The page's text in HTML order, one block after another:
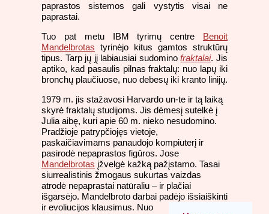
paprastos sistemos gali vystytis visai ne
paprastai.
Tuo pat metu IBM tyrimų centre Benoit
Mandelbrotas tyrinėjo kitus gamtos struktūrų
tipus. Tarp jų jį labiausiai sudominofraktalai. Jis
aptiko, kad pasaulis pilnas fraktalų: nuo lapų iki
bronchų plaučiuose, nuo debesų iki kranto linijų.
1979 m. jis stažavosi Harvardo un-te ir tą laiką
skyrė fraktalų studijoms. Jis dėmesį sutelkė į
Julia aibę, kuri apie 60 m. nieko nesudomino.
Pradžioje patrypčiojęs vietoje,
paskaičiavimams panaudojo kompiuterį ir
pasirodė nepaprastos figūros. Jose
Mandelbrotas įžvelgė kažką pažįstamo. Tasai
siurrealistinis žmogaus sukurtas vaizdas
atrodė nepaprastai natūraliu – ir plačiai
išgarsėjo. Mandelbroto darbai padėjo išsiaiškinti
ir evoliucijos klausimus. Nuo